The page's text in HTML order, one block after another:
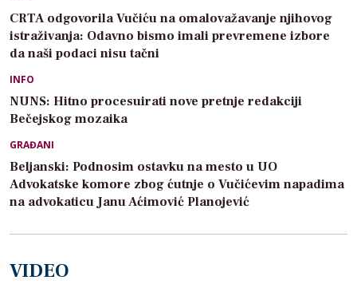
CRTA odgovorila Vučiću na omalovažavanje njihovog
istraživanja: Odavno bismo imali prevremene izbore
da naši podaci nisu tačni
INFO
NUNS: Hitno procesuirati nove pretnje redakciji
Bečejskog mozaika
GRAĐANI
Beljanski: Podnosim ostavku na mesto u UO
Advokatske komore zbog ćutnje o Vučićevim napadima
na advokaticu Janu Aćimović Planojević
VIDEO